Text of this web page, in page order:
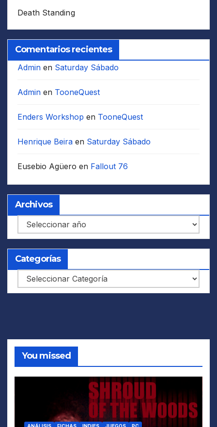
Death Standing
Comentarios recientes
Admin en Saturday Sábado
Admin en TooneQuest
Enders Workshop en TooneQuest
Henrique Beira en Saturday Sábado
Eusebio Agüero en Fallout 76
Archivos
Archivos
Categorías
Categorías
You missed